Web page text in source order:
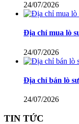
24/07/2026
Địa chỉ mua lò
24/07/2026
Địa chỉ bán lò
24/07/2026
TIN TỨC